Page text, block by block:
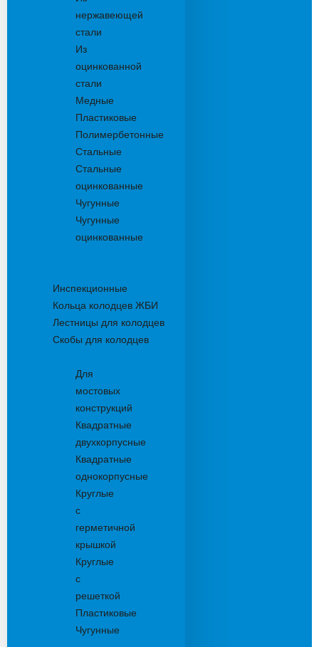
нержавеющей
стали
Из
оцинкованной
стали
Медные
Пластиковые
Полимербетонные
Стальные
Стальные
оцинкованные
Чугунные
Чугунные
оцинкованные
Инспекционные
Кольца колодцев ЖБИ
Лестницы для колодцев
Скобы для колодцев
Для
мостовых
конструкций
Квадратные
двухкорпусные
Квадратные
однокорпусные
Круглые
с
герметичной
крышкой
Круглые
с
решеткой
Пластиковые
Чугунные